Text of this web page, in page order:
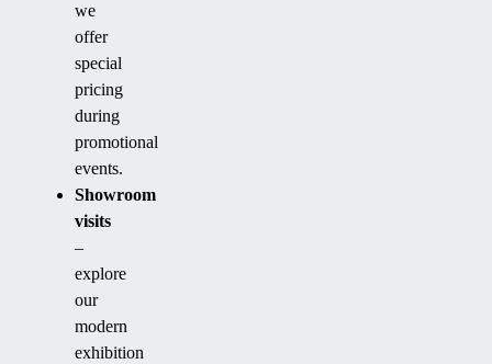
we
offer
special
pricing
during
promotional
events.
Showroom
visits
–
explore
our
modern
exhibition